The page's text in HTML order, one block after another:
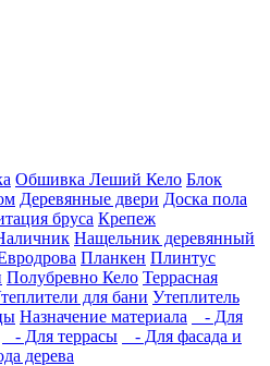
Обшивка Леший Кело Блок
Деревянные двери Доска пола
бруса Крепеж
Нащельник деревянный
Планкен Плинтус
Полубревно Кело Террасная
для бани Утеплитель
Назначение материала
- Для
- Для террасы
- Для фасада и
дерева